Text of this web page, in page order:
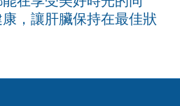
，讓肝臟保持在最佳狀